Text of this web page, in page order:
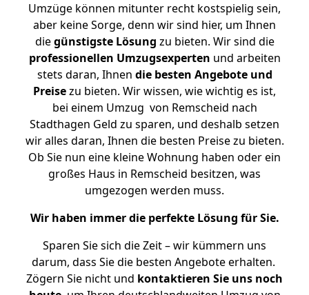
Umzüge können mitunter recht kostspielig sein,
aber keine Sorge, denn wir sind hier, um Ihnen
diegünstigste Lösung zu bieten. Wir sind die
professionellen Umzugsexperten und arbeiten
stets daran, Ihnen die besten Angebote und
Preisezu bieten. Wir wissen, wie wichtig es ist,
bei einem Umzug von Remscheid nach
Stadthagen Geld zu sparen, und deshalb setzen
wir alles daran, Ihnen die besten Preise zu bieten.
Ob Sie nun eine kleine Wohnung haben oder ein
großes Haus in Remscheid besitzen, was
umgezogen werden muss.
Wir haben immer die perfekte Lösung für Sie.
Sparen Sie sich die Zeit – wir kümmern uns
darum, dass Sie die besten Angebote erhalten.
Zögern Sie nicht und kontaktieren Sie uns noch